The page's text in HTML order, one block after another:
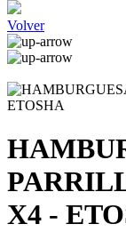
Volver
X4 -